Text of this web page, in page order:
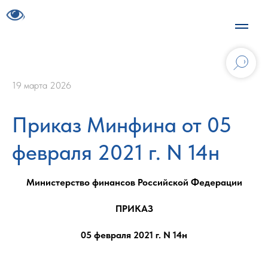
19 марта 2026
Приказ Минфина от 05
февраля 2021 г. N 14н
Министерство финансов Российской Федерации
ПРИКАЗ
05 февраля 2021 г. N 14н